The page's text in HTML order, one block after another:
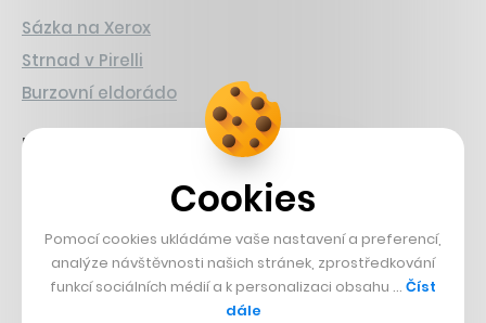
Sázka na Xerox
Strnad v Pirelli
Burzovní eldorádo
PŘÍBĚHY Z GASTRA
Boční projekt, co se zvrtnul
Dva golfisti, co pečou
Cookies
Pomocí cookies ukládáme vaše nastavení a preferencí,
analýze návštěvnosti našich stránek, zprostředkování
funkcí sociálních médií a k personalizaci obsahu … Číst
dále